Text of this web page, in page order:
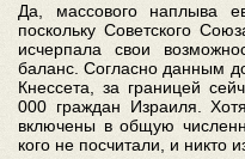
Да, массового наплыва
поскольку Советского
исчерпала свои
баланс. Согласно данным
Кнессета, за границей
000 граждан Израиля.
включены в общую
кого не посчитали, и никто